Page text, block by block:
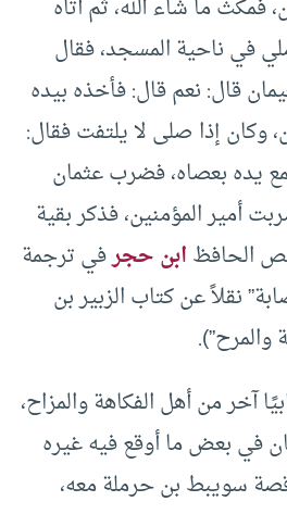
فمكث ما شاء الله، ثم أتاه
في ناحية المسجد، فقال
قال: نعم قال: فأخذه بيده
وكان إذا صلى لا يلتفت فقال:
يده بعصاه، فضرب عثمان
أمير المؤمنين، فذكر بقية
الحافظابن حجرفي ترجمة
نقلاً عن كتاب الزبير بن
والمرح”).
آخر من أهل الفكاهة والمزاح،
في بعض ما أوقع فيه غيره
سويبط بن حرملة معه،